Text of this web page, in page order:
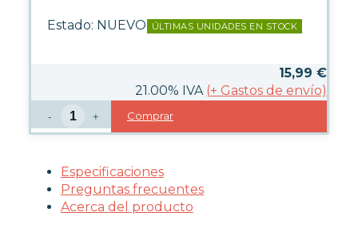
FUNKO POP HARRY POTTER
FUNKO POP ONE PIECE
FUNKO POP POKÉMON
FUNKO POP SERIES
FUNKO POP STAR WARS
THINGS
FUNKO POP TERROR
FUNKO POP VIDEOJUEGOS
Estado: NUEVO ÚLTIMAS UNIDADES EN STOCK
15,99 €
21.00% IVA (+ Gastos de envío)
- + Comprar
Especificaciones
Preguntas frecuentes
Acerca del producto